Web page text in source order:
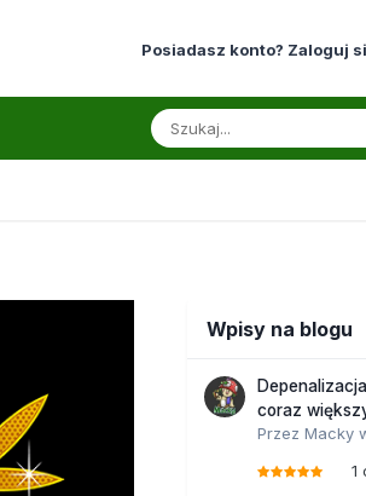
Posiadasz konto? Zaloguj
Wpisy na blogu
coraz
Przez Macky
1